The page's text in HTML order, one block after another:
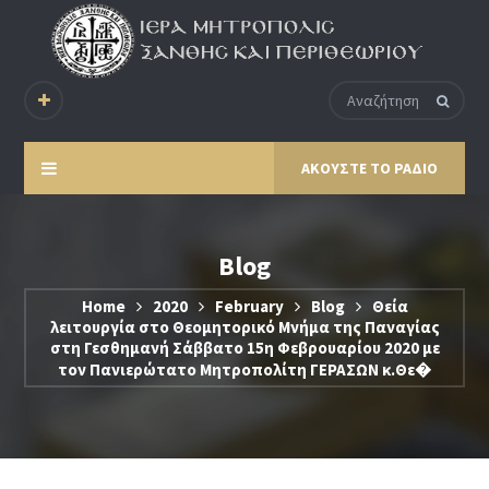
ΑΚΟΥΣΤΕ ΤΟ ΡΑΔΙΟ
Blog
Home 2020 February Blog
Θεία
λειτουργία στο Θεομητορικό Μνήμα της Παναγίας
στη Γεσθημανή Σάββατο 15η Φεβρουαρίου 2020 με
τον Πανιερώτατο Μητροπολίτη ΓΕΡΑΣΩΝ κ.Θε�